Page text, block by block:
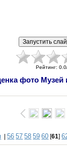
Рейтинг: 0.0
фото Музей
|56 57 58 59 60 [61]